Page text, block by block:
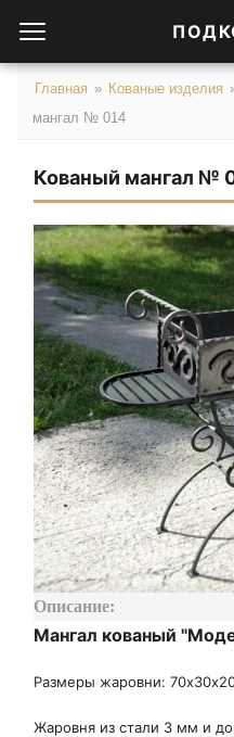
Главная » Кованые изделия
мангал № 014
Кованый мангал №
Описание:
Мангал кованый
Размеры жаровни:
Жаровня из стали 3 мм и